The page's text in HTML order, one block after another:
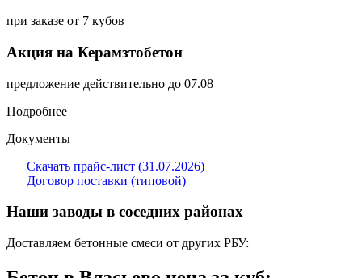
при заказе от 7 кубов
Акция на Керамзтобетон
предложение действительно до 07.08
Подробнее
Документы
Скачать прайс-лист (31.07.2026)
Договор поставки (типовой)
Наши заводы в соседних районах
Доставляем бетонные смеси от других РБУ: